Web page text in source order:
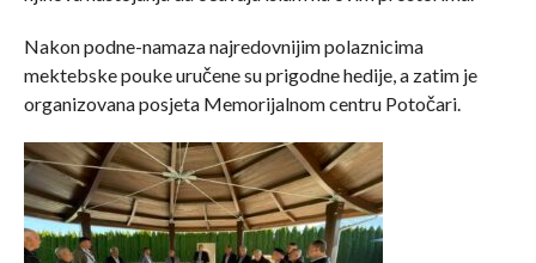
Nakon podne-namaza najredovnijim polaznicima
mektebske pouke uručene su prigodne hedije, a zatim je
organizovana posjeta Memorijalnom centru Potočari.